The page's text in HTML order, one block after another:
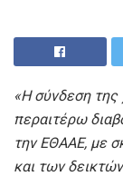
«Η σύνδεση της
περαιτέρω
την ΕΘΑΑΕ, με
και των